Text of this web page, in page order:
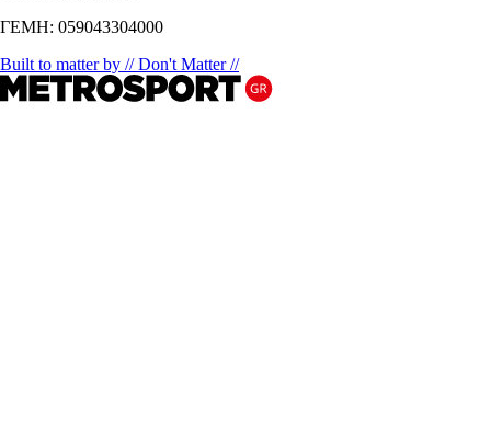
ΓΕΜΗ: 059043304000
Built to matter by // Don't Matter //